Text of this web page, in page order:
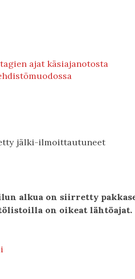
ajat käsiajanotosta
jälki-ilmoittautuneet
alkua on siirretty
on oikeat lähtöajat.